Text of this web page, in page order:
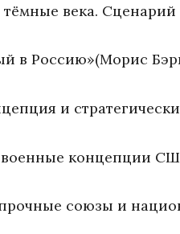
века. Сценарий
в Россию»(Морис
и
концепции
союзы и